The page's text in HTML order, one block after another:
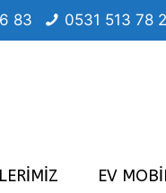
83 0531 513 78
EV